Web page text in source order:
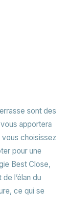
sont des
apportera
choisissez
pour une
Best Close,
l’élan du
ce qui se